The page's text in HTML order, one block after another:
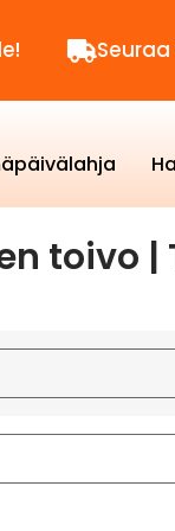
Seuraa
toivo